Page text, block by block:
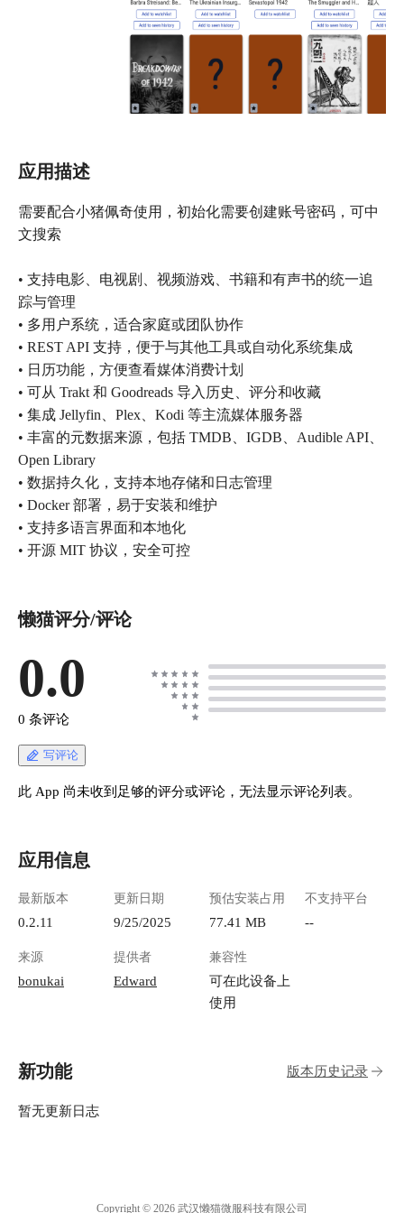
应用描述
需要配合小猪佩奇使用，初始化需要创建账号密码，可中
文搜索
• 支持电影、电视剧、视频游戏、书籍和有声书的统一追
踪与管理
• 多用户系统，适合家庭或团队协作
• REST API 支持，便于与其他工具或自动化系统集成
• 日历功能，方便查看媒体消费计划
• 可从 Trakt 和 Goodreads 导入历史、评分和收藏
• 集成 Jellyfin、Plex、Kodi 等主流媒体服务器
• 丰富的元数据来源，包括 TMDB、IGDB、Audible API、
Open Library
• 数据持久化，支持本地存储和日志管理
• Docker 部署，易于安装和维护
• 支持多语言界面和本地化
• 开源 MIT 协议，安全可控
懒猫评分/评论
0.0
0 条评论
写评论
此 App 尚未收到足够的评分或评论，无法显示评论列表。
应用信息
最新版本
0.2.11
更新日期
9/25/2025
预估安装占用
77.41 MB
不支持平台
--
来源
bonukai
提供者
Edward
兼容性
可在此设备上
使用
新功能 版本历史记录
暂无更新日志
Copyright © 2026 武汉懒猫微服科技有限公司